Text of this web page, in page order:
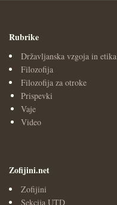
Rubrike
Državljanska vzgoja in etika
Filozofija
Filozofija za otroke
Prispevki
Vaje
Video
Zofijini.net
Zofijini
Sekcija UTD